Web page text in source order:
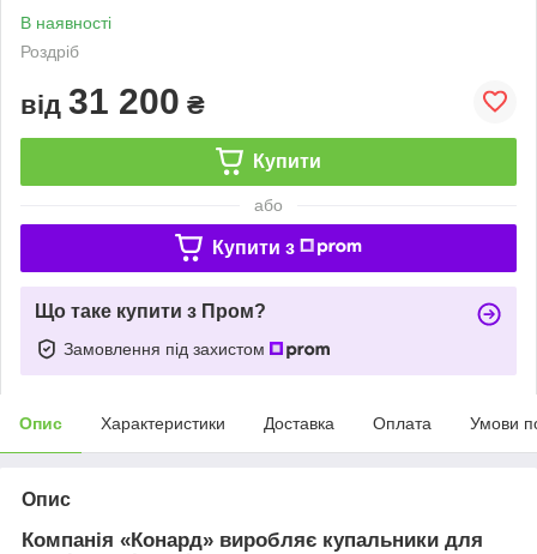
В наявності
Роздріб
від 31 200 ₴
Купити
або
Купити з
Що таке купити з Пром?
Замовлення під захистом
Опис Характеристики Доставка Оплата Умови
Опис
Компанія «Конард» виробляє купальники для